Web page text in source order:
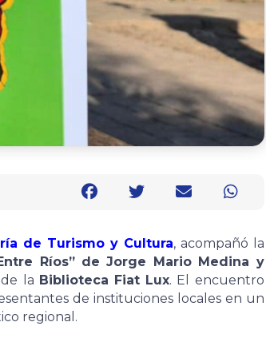
de Turismo y Cultura, acompañó la
Ríos” de Jorge Mario Medina y
la Biblioteca Fiat Lux. El encuentro
de instituciones locales en un
regional.